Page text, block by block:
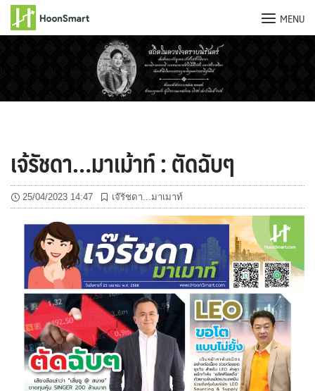
MENU
เจ้รัชดา…มาเม้าท์ : ตัดฉับๆ
25/04/2023 14:47 เจ๊รัชดา...มาเมาท์